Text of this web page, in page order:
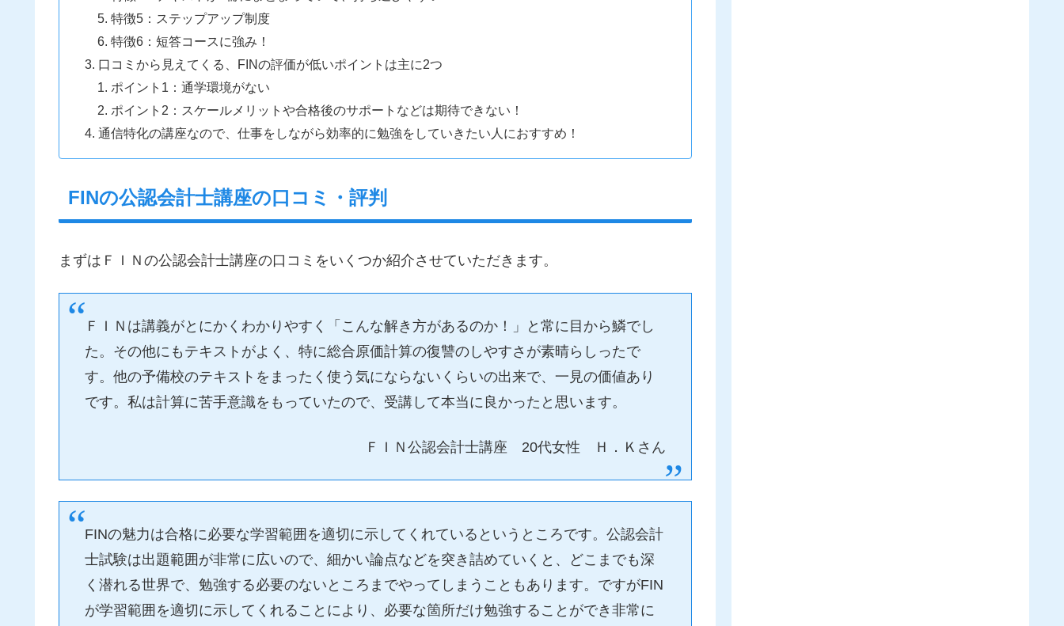
特徴5：ステップアップ制度
特徴6：短答コースに強み！
口コミから見えてくる、FINの評価が低いポイントは主に2つ
ポイント1：通学環境がない
ポイント2：スケールメリットや合格後のサポートなどは期待できない！
通信特化の講座なので、仕事をしながら効率的に勉強をしていきたい人におすすめ！
FINの公認会計士講座の口コミ・評判
まずはＦＩＮの公認会計士講座の口コミをいくつか紹介させていただきます。
ＦＩＮは講義がとにかくわかりやすく「こんな解き方があるのか！」と常に目から鱗でし
た。その他にもテキストがよく、特に総合原価計算の復讐のしやすさが素晴らしったで
す。他の予備校のテキストをまったく使う気にならないくらいの出来で、一見の価値あり
です。私は計算に苦手意識をもっていたので、受講して本当に良かったと思います。
ＦＩＮ公認会計士講座 20代女性 Ｈ．Ｋさん
FINの魅力は合格に必要な学習範囲を適切に示してくれているというところです。公認会計
士試験は出題範囲が非常に広いので、細かい論点などを突き詰めていくと、どこまでも深
く潜れる世界で、勉強する必要のないところまでやってしまうこともあります。ですがFIN
が学習範囲を適切に示してくれることにより、必要な箇所だけ勉強することができ非常に